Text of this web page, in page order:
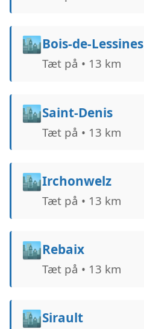
🏙️Bois-de-Lessines
Tæt på • 13 km
🏙️Saint-Denis
Tæt på • 13 km
🏙️Irchonwelz
Tæt på • 13 km
🏙️Rebaix
Tæt på • 13 km
🏙️Sirault